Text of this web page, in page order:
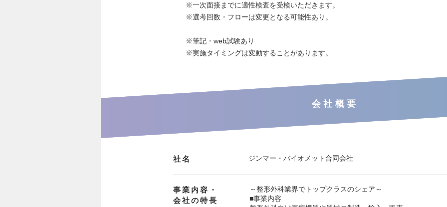
※一次面接までに適性検査を受検いただきます。
※選考回数・フローは変更となる可能性あり。
※筆記・web試験あり
※実施タイミングは変動することがあります。
会社概要
社名 ジンマー・バイオメット合同会社
事業内容・
会社の特長
～整形外科業界でトップクラスのシェア～
■事業内容